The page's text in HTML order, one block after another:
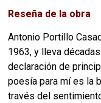
Reseña de la obra
Antonio Portillo
1963, y lleva
declaración de
poesía para mí es la
través del